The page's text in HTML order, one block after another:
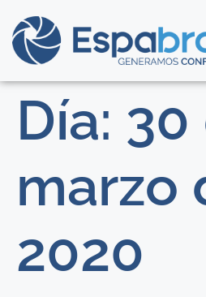
Día: 30
marzo
2020